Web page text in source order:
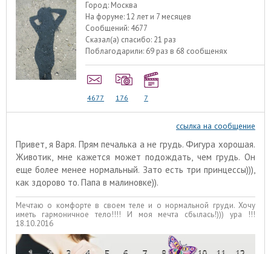
Город: Москва
На форуме:12 лет и 7 месяцев
Сообщений: 4677
Сказал(а) спасибо: 21 раз
Поблагодарили: 69 раз в 68 сообщенях
4677 176 7
ссылка на сообщение
Привет, я Варя. Прям печалька а не грудь. Фигура хорошая.
Животик, мне кажется может подождать, чем грудь. Он
еще более менее нормальный. Зато есть три принцессы))),
как здорово то. Папа в малиновке)).
Мечтаю о комфорте в своем теле и о нормальной груди. Хочу
иметь гармоничное тело!!!! И моя мечта сбылась!))) ура !!!
18.10.2016